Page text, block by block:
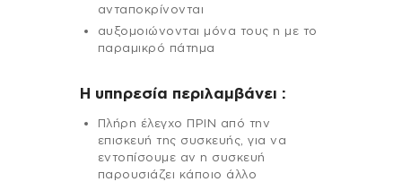
ανταποκρίνονται
αυξομοιώνονται μόνα τους η με το
παραμικρό πάτημα
H υπηρεσία περιλαμβάνει :
Πλήρη έλεγχο ΠΡΙΝ από την
επισκευή της συσκευής, για να
εντοπίσουμε αν η συσκευή
παρουσιάζει κάποιο άλλο